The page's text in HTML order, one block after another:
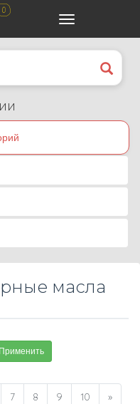
масла
Применить
7 8 9 10 »